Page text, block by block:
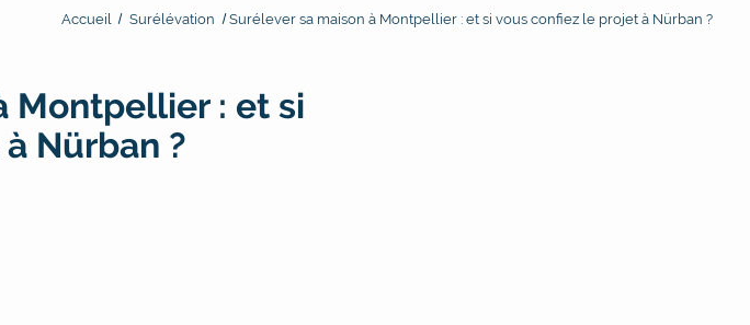
Accueil Surélévation Surélever sa maison à Montpellier : et si vous confiez le projet à Nürban ?
Montpellier : et si
Nürban ?